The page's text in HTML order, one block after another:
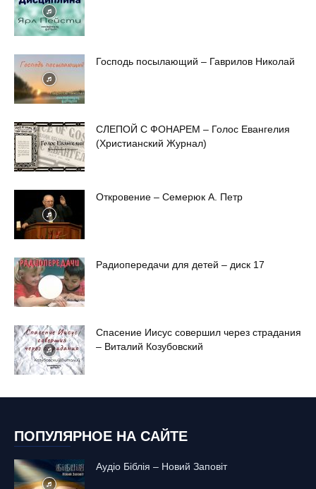
Господь посылающий – Гаврилов Николай
СЛЕПОЙ С ФОНАРЕМ – Голос Евангелия
(Христианский Журнал)
Откровение – Семерюк А. Петр
Радиопередачи для детей – диск 17
Спасение Иисус совершил через страдания
– Виталий Козубовский
ПОПУЛЯРНОЕ НА САЙТЕ
Аудіо Біблія – Новий Заповіт